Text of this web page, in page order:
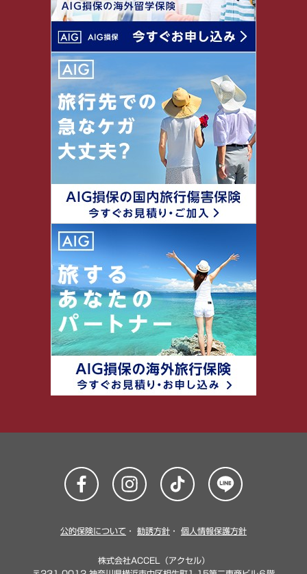
公的保険について ・ 勧誘方針 ・ 個人情報保護方針
株式会社ACCEL（アクセル）